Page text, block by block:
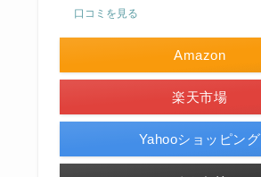
口コミを見る
Amazon
楽天市場
Yahooショッピング